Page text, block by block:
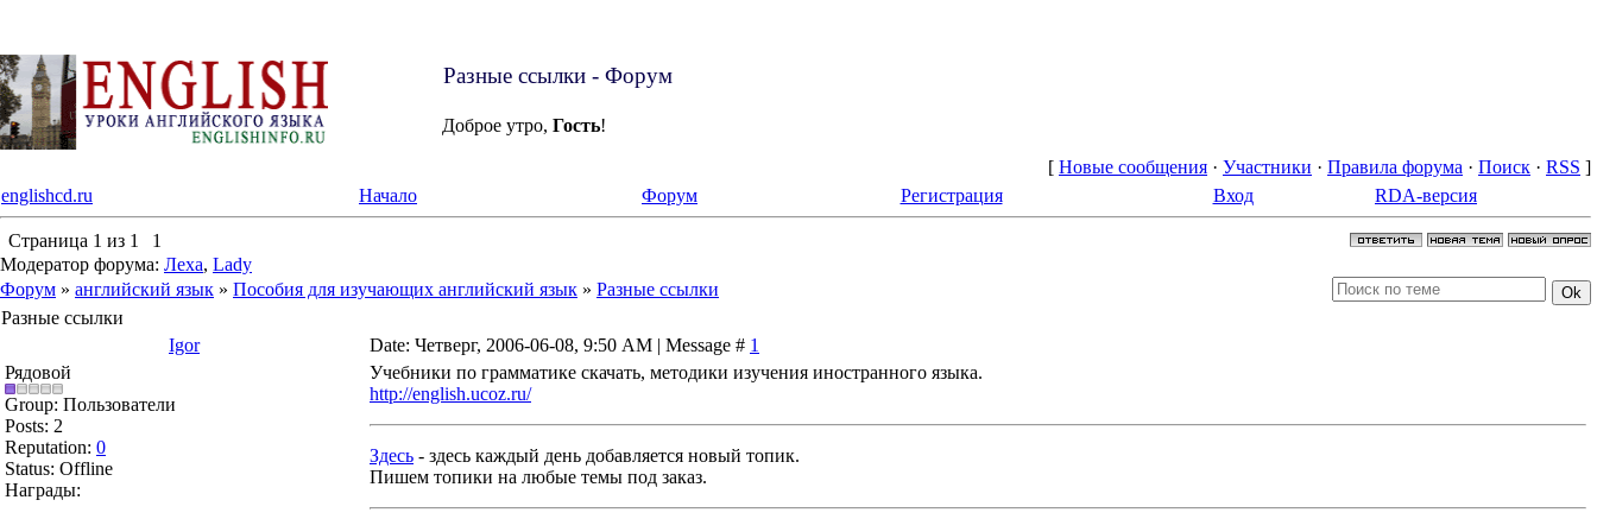
Разные ссылки - Форум
Доброе утро, Гость!
[ Новые сообщения · Участники · Правила форума · Поиск · RSS ]
englishcd.ru
Начало Форум Регистрация Вход RDA-версия
Страница 1 из 1
1
Модератор форума: Леха, Lady
Форум » английский язык » Пособия для изучающих английский язык » Разные ссылки
Разные ссылки
Igor
Date: Четверг, 2006-06-08, 9:50 AM | Message # 1
Рядовой
Group: Пользователи
Posts: 2
Reputation: 0
Status: Offline
Награды:
Учебники по грамматике скачать, методики изучения иностранного языка.
http://english.ucoz.ru/
Здесь - здесь каждый день добавляется новый топик.
Пишем топики на любые темы под заказ.